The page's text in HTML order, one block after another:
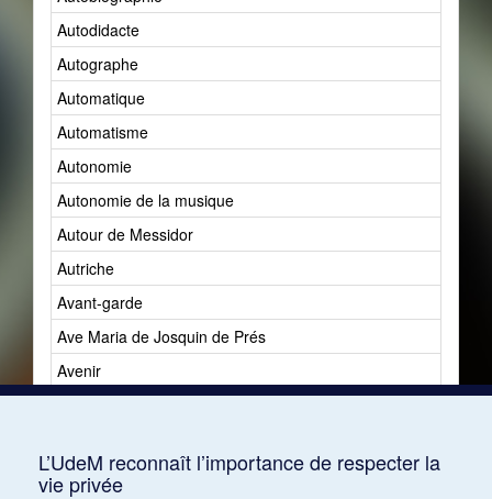
Autodidacte
Autographe
Automatique
Automatisme
Autonomie
Autonomie de la musique
Autour de Messidor
Autriche
Avant-garde
Ave Maria de Josquin de Prés
Avenir
L’UdeM reconnaît l’importance de respecter la
vie privée